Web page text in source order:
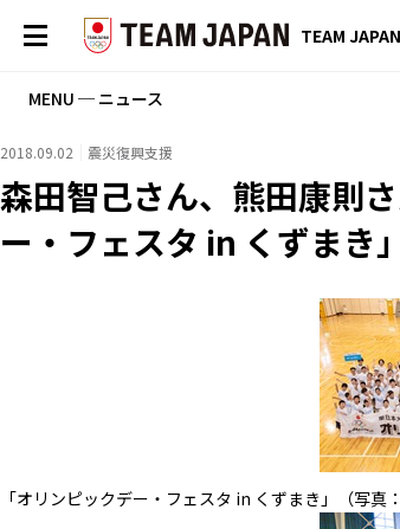
TEAM
MENU ─ ニュース
2018.09.02 震災復興支援
森田智己さん、熊田康則
ー・フェスタ in くずまき
「オリンピックデー・フェスタ in くずまき」（写真